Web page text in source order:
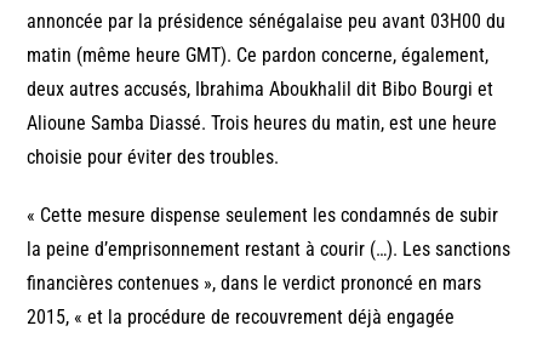
annoncée par la présidence sénégalaise peu avant 03H00 du
matin (même heure GMT). Ce pardon concerne, également,
deux autres accusés, Ibrahima Aboukhalil dit Bibo Bourgi et
Alioune Samba Diassé. Trois heures du matin, est une heure
choisie pour éviter des troubles.
« Cette mesure dispense seulement les condamnés de subir
la peine d’emprisonnement restant à courir (…). Les sanctions
financières contenues », dans le verdict prononcé en mars
2015, « et la procédure de recouvrement déjà engagée